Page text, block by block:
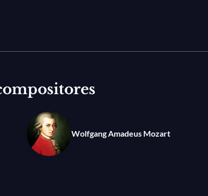
de hermosos Lieder de Schubert, así como
«Marcha turca» de Mozart en el sorprendente
Wolfgang Amadeus Mozart